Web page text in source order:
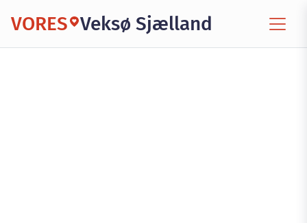
VORES Veksø Sjælland